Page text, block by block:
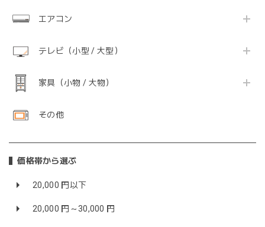
エアコン
テレビ（小型 / 大型）
家具（小物 / 大物）
その他
価格帯から選ぶ
20,000 円以下
20,000 円～30,000 円